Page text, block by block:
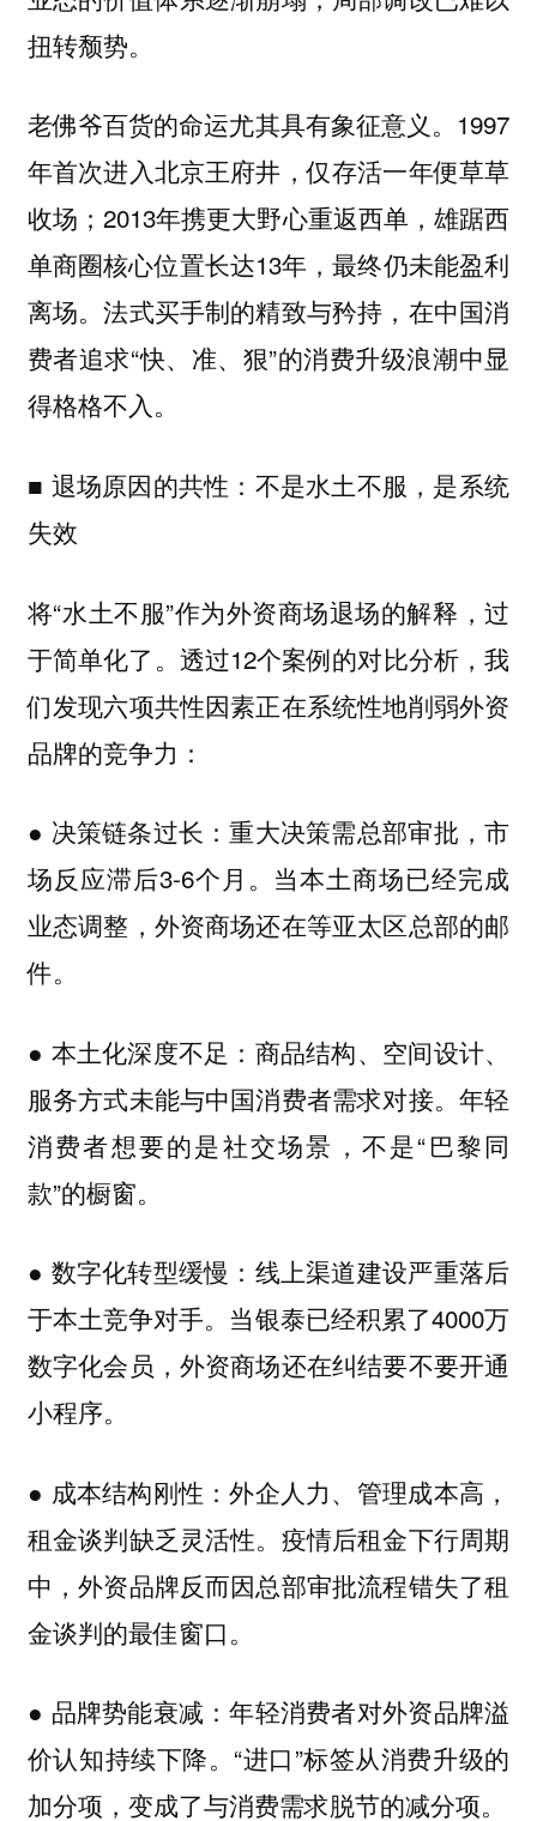
扭转颓势。
老佛爷百货的命运尤其具有象征意义。1997
年首次进入北京王府井，仅存活一年便草草
收场；2013年携更大野心重返西单，雄踞西
单商圈核心位置长达13年，最终仍未能盈利
离场。法式买手制的精致与矜持，在中国消
费者追求“快、准、狠”的消费升级浪潮中显
得格格不入。
■ 退场原因的共性：不是水土不服，是系统
失效
将“水土不服”作为外资商场退场的解释，过
于简单化了。透过12个案例的对比分析，我
们发现六项共性因素正在系统性地削弱外资
品牌的竞争力：
● 决策链条过长：重大决策需总部审批，市
场反应滞后3-6个月。当本土商场已经完成
业态调整，外资商场还在等亚太区总部的邮
件。
● 本土化深度不足： 商品结构、空间设计、
服务方式未能与中国消费者需求对接。年轻
消费者想要的是社交场景，不是“巴黎同
款”的橱窗。
● 数字化转型缓慢： 线上渠道建设严重落后
于本土竞争对手。当银泰已经积累了4000万
数字化会员，外资商场还在纠结要不要开通
小程序。
● 成本结构刚性：外企人力、管理成本高，
租金谈判缺乏灵活性。疫情后租金下行周期
中，外资品牌反而因总部审批流程错失了租
金谈判的最佳窗口。
● 品牌势能衰减：年轻消费者对外资品牌溢
价认知持续下降。“进口”标签从消费升级的
加分项，变成了与消费需求脱节的减分项。